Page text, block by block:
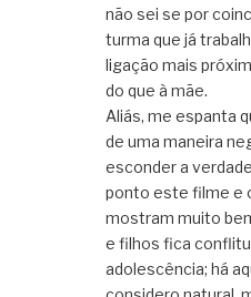
não sei se por
turma que já
ligação mais
do que à mãe.
Aliás, me espanta
de uma maneira
esconder a
ponto este filme e
mostram muito
e filhos fica
adolescência; há